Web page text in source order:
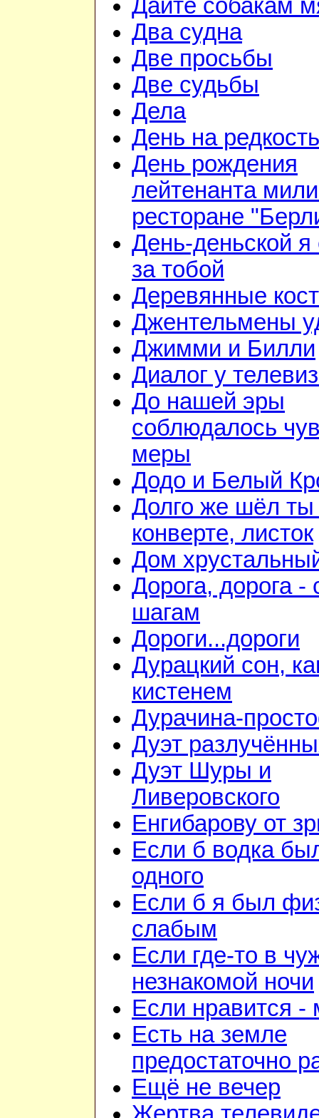
Дайте собакам
Два судна
Две просьбы
Две судьбы
Дела
День на редкость
День рождения
лейтенанта
ресторане
День-деньской я
за тобой
Деревянные
Джентельмены
Джимми и Билли
Диалог у
До нашей эры
соблюдалось
меры
Додо и Белый
Долго же шёл ты
конверте, листок
Дом
Дорога, дорога -
шагам
Дороги...дороги
Дурацкий сон,
кистенем
Дурачина-
Дуэт
Дуэт Шуры и
Ливеровского
Енгибарову от
Если б водка
одного
Если б я был
слабым
Если где-то в
незнакомой ночи
Если нравится -
Есть на земле
предостаточно
Ещё не вечер